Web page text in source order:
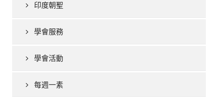
印度朝聖
學會服務
學會活動
每週一素